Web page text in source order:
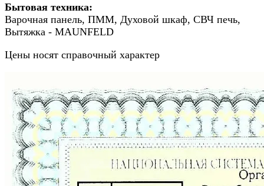
Бытовая техника:
Варочная панель, ПММ, Духовой шкаф, СВЧ печь,
Вытяжка - MAUNFELD
Цены носят справочный характер